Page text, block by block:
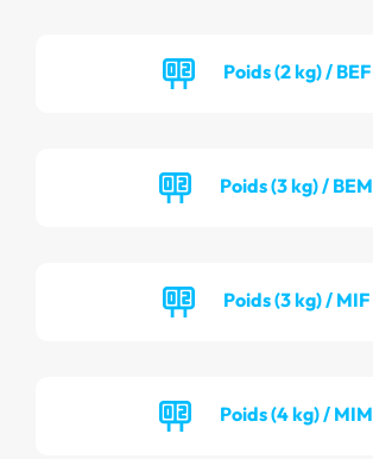
Poids (2 kg) / BEF
Poids (3 kg) / BEM
Poids (3 kg) / MIF
Poids (4 kg) / MIM